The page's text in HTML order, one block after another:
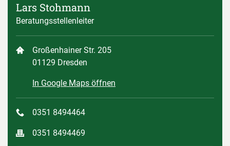
Lars Stohmann
Beratungsstellenleiter
Großenhainer Str. 205
01129 Dresden
In Google Maps öffnen
0351 8494464
0351 8494469